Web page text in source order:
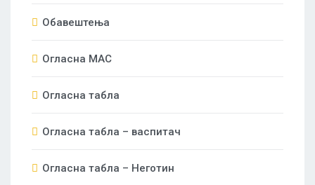
Обавештења
Огласна МАС
Огласна табла
Огласна табла – васпитач
Огласна табла – Неготин